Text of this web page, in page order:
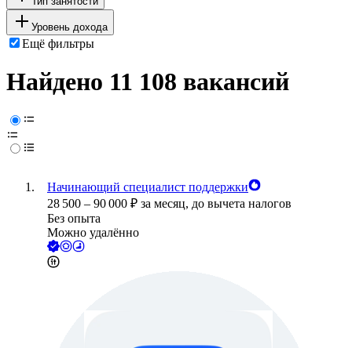
Уровень дохода
Ещё фильтры
Найдено 11 108 вакансий
Начинающий специалист поддержки
28 500 – 90 000 ₽ за месяц, до вычета налогов
Без опыта
Можно удалённо